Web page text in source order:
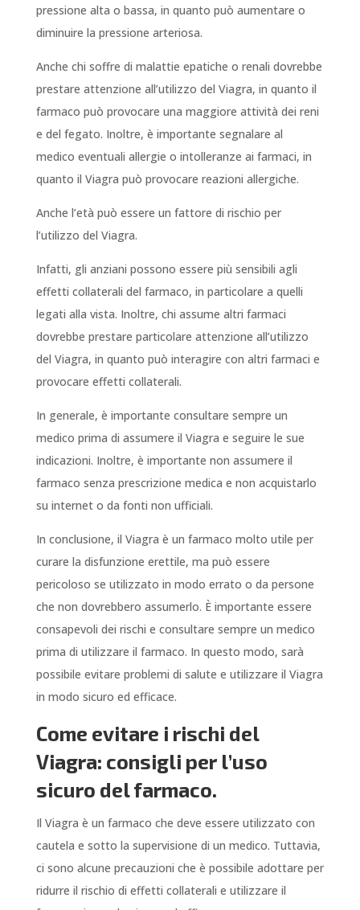
pressione alta o bassa, in quanto può aumentare o
diminuire la pressione arteriosa.
Anche chi soffre di malattie epatiche o renali dovrebbe
prestare attenzione all’utilizzo del Viagra, in quanto il
farmaco può provocare una maggiore attività dei reni
e del fegato. Inoltre, è importante segnalare al
medico eventuali allergie o intolleranze ai farmaci, in
quanto il Viagra può provocare reazioni allergiche.
Anche l’età può essere un fattore di rischio per
l’utilizzo del Viagra.
Infatti, gli anziani possono essere più sensibili agli
effetti collaterali del farmaco, in particolare a quelli
legati alla vista. Inoltre, chi assume altri farmaci
dovrebbe prestare particolare attenzione all’utilizzo
del Viagra, in quanto può interagire con altri farmaci e
provocare effetti collaterali.
In generale, è importante consultare sempre un
medico prima di assumere il Viagra e seguire le sue
indicazioni. Inoltre, è importante non assumere il
farmaco senza prescrizione medica e non acquistarlo
su internet o da fonti non ufficiali.
In conclusione, il Viagra è un farmaco molto utile per
curare la disfunzione erettile, ma può essere
pericoloso se utilizzato in modo errato o da persone
che non dovrebbero assumerlo. È importante essere
consapevoli dei rischi e consultare sempre un medico
prima di utilizzare il farmaco. In questo modo, sarà
possibile evitare problemi di salute e utilizzare il Viagra
in modo sicuro ed efficace.
Come evitare i rischi del
Viagra: consigli per l’uso
sicuro del farmaco.
Il Viagra è un farmaco che deve essere utilizzato con
cautela e sotto la supervisione di un medico. Tuttavia,
ci sono alcune precauzioni che è possibile adottare per
ridurre il rischio di effetti collaterali e utilizzare il